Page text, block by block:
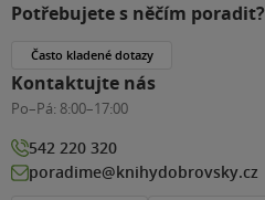
Potřebujete s něčím poradit?
Často kladené dotazy
Kontaktujte nás
Po–Pá: 8:00–17:00
542 220 320
poradime@knihydobrovsky.cz